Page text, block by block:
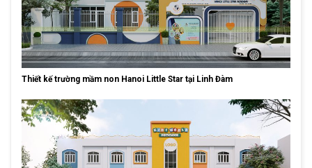
Thiết kế trường mầm non Hanoi Little Star tại Linh Đàm